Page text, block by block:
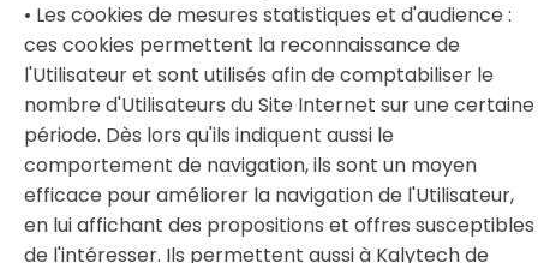
• Les cookies de mesures statistiques et d'audience :
ces cookies permettent la reconnaissance de
l'Utilisateur et sont utilisés afin de comptabiliser le
nombre d'Utilisateurs du Site Internet sur une certaine
période. Dès lors qu'ils indiquent aussi le
comportement de navigation, ils sont un moyen
efficace pour améliorer la navigation de l'Utilisateur,
en lui affichant des propositions et offres susceptibles
de l'intéresser. Ils permettent aussi à Kalytech de